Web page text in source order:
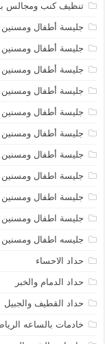
تنظيف كنب ومجالس
جليسة أطفال
جليسة أطفال ومسنين
جليسة أطفال ومسنين
جليسة أطفال ومسنين
جليسة أطفال ومسنين
جليسة أطفال
جليسة أطفال
جليسة اطفال ومسنين
جليسة اطفال ومسنين
جليسة اطفال
جليسه اطفال ومسنين
حداد الاحساء
حداد الدمام والخبر
حداد القطيف والجبيل
خادمات بالساعه